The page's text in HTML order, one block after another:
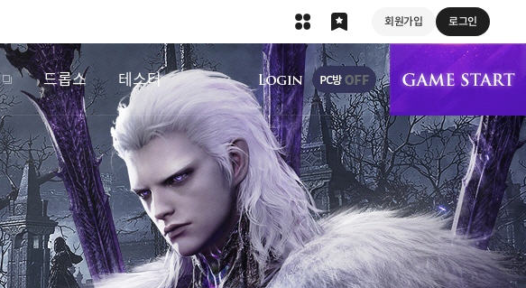
회원가입 로그인
드롭스 테스터
상단 메뉴